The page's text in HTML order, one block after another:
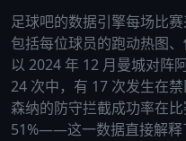
足球吧的数据引擎每场比
包括每位球员的跑动热图
以 2024 年 12 月曼城对阵
24 次中，有 17 次发生在
森纳的防守拦截成功率在
51%——这一数据直接解释